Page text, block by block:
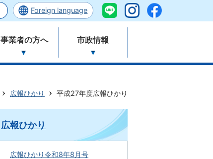
Foreign language
事業者の方へ 市政情報
広報ひかり 平成27年度広報ひかり
広報ひかり
広報ひかり令和8年8月号